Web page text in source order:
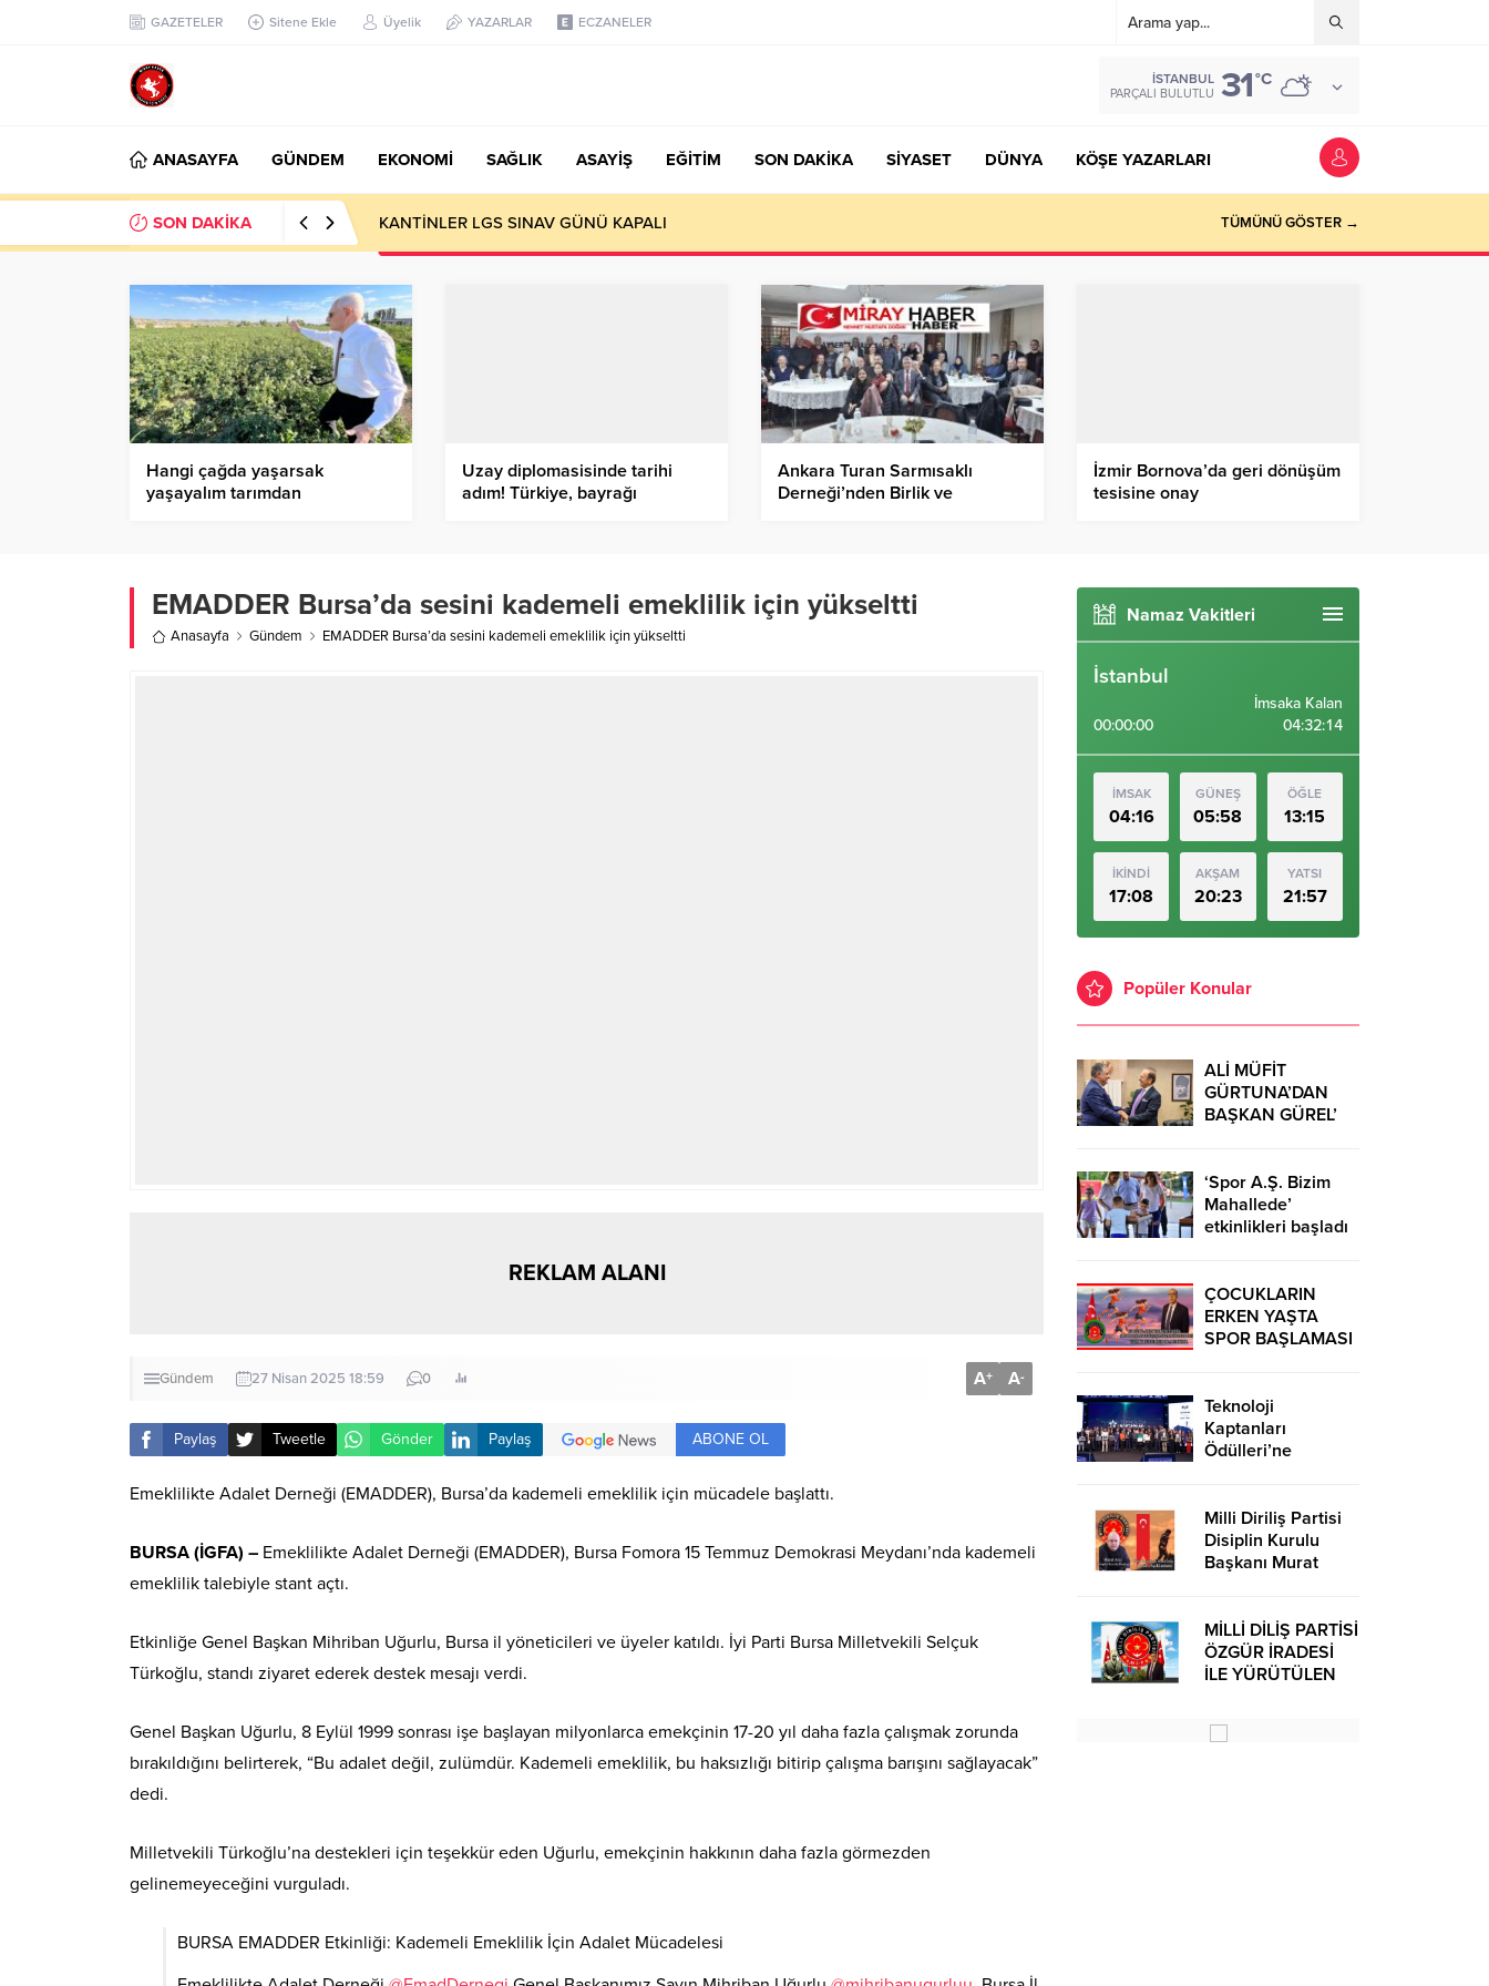
GAZETELER Sitene Ekle Üyelik YAZARLAR ECZANELER
İSTANBUL
PARÇALI BULUTLU 31°C
ANASAYFA GÜNDEM EKONOMİ SAĞLIK ASAYİŞ EĞİTİM SON DAKİKA SİYASET DÜNYA KÖŞE YAZARLARI
SON DAKİKA KANTİNLER LGS SINAV GÜNÜ KAPALI TÜMÜNÜ GÖSTER →
Hangi çağda yaşarsak
yaşayalım tarımdan
Uzay diplomasisinde tarihi
adım! Türkiye, bayrağı
Ankara Turan Sarmısaklı
Derneği’nden Birlik ve
İzmir Bornova’da geri dönüşüm
tesisine onay
EMADDER Bursa’da sesini kademeli emeklilik için yükseltti
Anasayfa Gündem EMADDER Bursa’da sesini kademeli emeklilik için yükseltti
REKLAM ALANI
Gündem 27 Nisan 2025 18:59 0 A+ A-
Paylaş Tweetle Gönder Paylaş ABONE OL
Emeklilikte Adalet Derneği (EMADDER), Bursa’da kademeli emeklilik için mücadele başlattı.
BURSA (İGFA) – Emeklilikte Adalet Derneği (EMADDER), Bursa Fomora 15 Temmuz Demokrasi Meydanı’nda kademeli
emeklilik talebiyle stant açtı.
Etkinliğe Genel Başkan Mihriban Uğurlu, Bursa il yöneticileri ve üyeler katıldı. İyi Parti Bursa Milletvekili Selçuk
Türkoğlu, standı ziyaret ederek destek mesajı verdi.
Genel Başkan Uğurlu, 8 Eylül 1999 sonrası işe başlayan milyonlarca emekçinin 17-20 yıl daha fazla çalışmak zorunda
bırakıldığını belirterek, “Bu adalet değil, zulümdür. Kademeli emeklilik, bu haksızlığı bitirip çalışma barışını sağlayacak”
dedi.
Milletvekili Türkoğlu’na destekleri için teşekkür eden Uğurlu, emekçinin hakkının daha fazla görmezden
gelinemeyeceğini vurguladı.
BURSA EMADDER Etkinliği: Kademeli Emeklilik İçin Adalet Mücadelesi
Namaz Vakitleri
İstanbul
00:00:00
İmsaka Kalan
04:32:13
İMSAK
04:16
GÜNEŞ
05:58
ÖĞLE
13:15
İKİNDİ
17:08
AKŞAM
20:23
YATSI
21:57
Popüler Konular
ALİ MÜFİT
GÜRTUNA’DAN
BAŞKAN GÜREL’
‘Spor A.Ş. Bizim
Mahallede’
etkinlikleri başladı
ÇOCUKLARIN
ERKEN YAŞTA
SPOR BAŞLAMASI
UZAK TUTUMUŞ
OLACAKTIR
Teknoloji
Kaptanları
Ödülleri’ne
Milli Diriliş Partisi
Disiplin Kurulu
Başkanı Murat
Basın Açıklaması
MİLLİ DİLİŞ PARTİSİ
ÖZGÜR İRADESİ
İLE YÜRÜTÜLEN
OLUŞUMUDUR